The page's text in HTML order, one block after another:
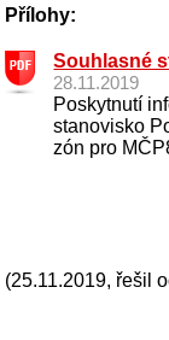
Přílohy:
Souhlasné
28.11.2019
Poskytnutí
stanovisko
zón pro
(25.11.2019, řešil